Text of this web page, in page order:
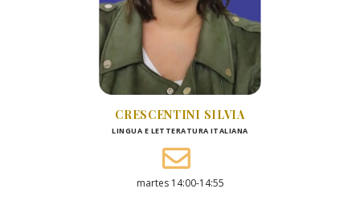
CRESCENTINI SILVIA
LINGUA E LETTERATURA ITALIANA
martes 14:00-14:55